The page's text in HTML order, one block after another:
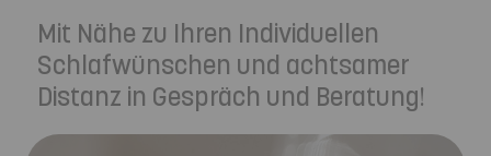
Mit Nähe zu Ihren Individuellen
Schlafwünschen und achtsamer
Distanz in Gespräch und Beratung!